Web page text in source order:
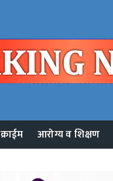
क्राईम आरोग्य व शिक्षण